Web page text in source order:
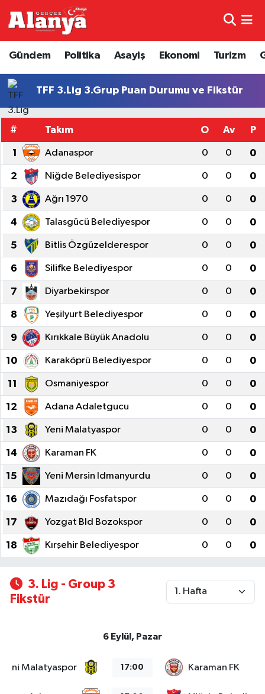
Gündem Politika Asayiş Ekonomi Turizm
TFF 3.Lig 3.Grup Puan Durumu ve Fikstür
# Takım O Av P
1 Adanaspor 0 0 0
2 Niğde Belediyesispor 0 0 0
3 Ağrı 1970 0 0 0
4 Talasgücü Belediyespor 0 0 0
5 Bitlis Özgüzelderespor 0 0 0
6 Silifke Belediyespor 0 0 0
7 Diyarbekirspor 0 0 0
8 Yeşilyurt Belediyespor 0 0 0
9 Kırıkkale Büyük Anadolu 0 0 0
10 Karaköprü Belediyespor 0 0 0
11 Osmaniyespor 0 0 0
12 Adana Adaletgucu 0 0 0
13 Yeni Malatyaspor 0 0 0
14 Karaman FK 0 0 0
15 Yeni Mersin Idmanyurdu 0 0 0
16 Mazıdağı Fosfatspor 0 0 0
17 Yozgat Bld Bozokspor 0 0 0
18 Kırşehir Belediyespor 0 0 0
3. Lig - Group 3
Fikstür
6 Eylül, Pazar
Yeni Malatyaspor 17:00 Karaman FK
Genel
Bilim ve Teknoloji
Bölge
Diğer
Dünya
Ekonomi
Gizlilik İlkeleri - Privacy Policy
Güncel
Gündem
Politika
Spor
Turizm
Trafik Durumu
Tüm Manşetler
Son Dakika Haberleri
Haber Arşivi